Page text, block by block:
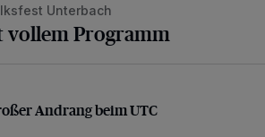
Unterbach
vollem Programm
Andrang beim UTC
Andrang beim UTC